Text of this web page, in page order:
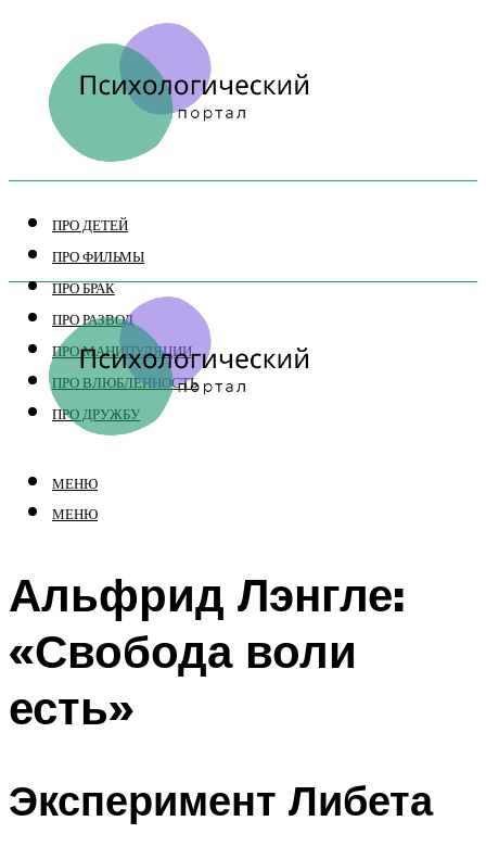
ПРО ДЕТЕЙ
ПРО ФИЛЬМЫ
ПРО БРАК
ПРО РАЗВОД
ПРО МАНИПУЛЯЦИИ
ПРО ВЛЮБЛЕННОСТЬ
ПРО ДРУЖБУ
МЕНЮ
МЕНЮ
Альфрид Лэнгле:
«Свобода воли
есть»
Эксперимент Либета